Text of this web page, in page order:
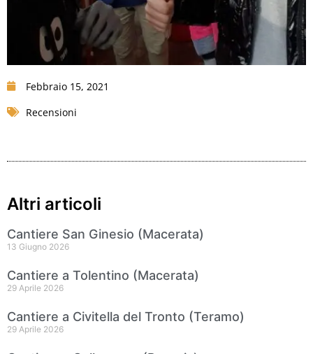
Febbraio 15, 2021
Recensioni
Altri articoli
Cantiere San Ginesio (Macerata)
13 Giugno 2026
Cantiere a Tolentino (Macerata)
29 Aprile 2026
Cantiere a Civitella del Tronto (Teramo)
29 Aprile 2026